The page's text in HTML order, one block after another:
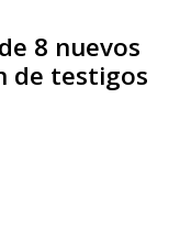
8 nuevos
de testigos